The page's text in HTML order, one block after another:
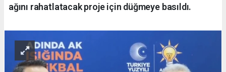
ağını rahatlatacak proje için düğmeye basıldı.